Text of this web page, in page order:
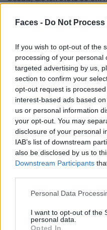
Faces - Do Not
If you wish to opt-out of the
processing of your personal
targeted advertising by us,
section to confirm your
opt-out request is
interest-based ads based
us or personal information
your opt-out. You may
disclosure of your personal
IAB’s list of downstream
also be disclosed by us to
Downstream Participants
Personal Data
I want to opt-out of the
personal data.
Opted In
durfte ich eigentlich nicht,
geschnappt und mit den
Was interessiert dich
LK:Die Präzision und die
Was ist deiner Meinung
Uhr?
Offensichtlich die
Aussehen, die Art und
– es ist wichtig, dass man
Eine Uhr muss eins mit
Wie und zu welchen
Reverso?
Ich trage die Reverso,
wenn ich ihren Look